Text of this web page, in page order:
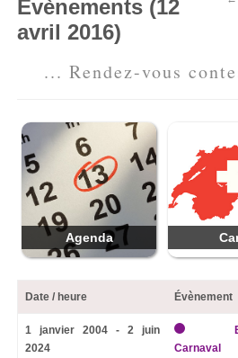
Évènements (12
avril 2016)
... Rendez-vous
Agenda
Date / heure Évènement
1 janvier 2004 - 2 juin
2024